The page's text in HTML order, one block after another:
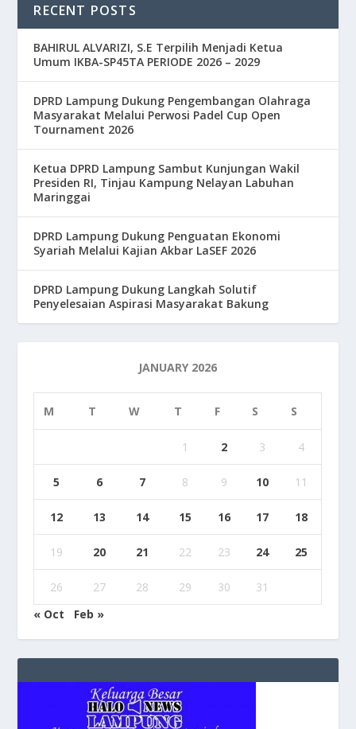
RECENT POSTS
BAHIRUL ALVARIZI, S.E Terpilih Menjadi Ketua
Umum IKBA-SP45TA PERIODE 2026 – 2029
DPRD Lampung Dukung Pengembangan Olahraga
Masyarakat Melalui Perwosi Padel Cup Open
Tournament 2026
Ketua DPRD Lampung Sambut Kunjungan Wakil
Presiden RI, Tinjau Kampung Nelayan Labuhan
Maringgai
DPRD Lampung Dukung Penguatan Ekonomi
Syariah Melalui Kajian Akbar LaSEF 2026
DPRD Lampung Dukung Langkah Solutif
Penyelesaian Aspirasi Masyarakat Bakung
JANUARY 2026
M T W T F S S
1 2 3 4
5 6 7 8 9 10 11
12 13 14 15 16 17 18
19 20 21 22 23 24 25
26 27 28 29 30
31
« Oct
Feb »